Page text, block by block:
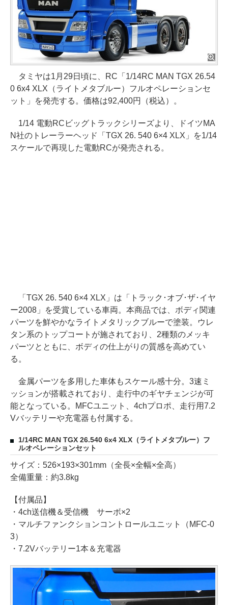
タミヤは1月29日頃に、RC「1/14RC MAN TGX 26.54
0 6x4 XLX（ライトメタブルー）フルオペレーションセ
ット」を発売する。価格は92,400円（税込）。
1/14 電動RCビッグトラックシリーズより、ドイツMA
N社のトレーラーヘッド「TGX 26. 540 6×4 XLX」を1/14
スケールで再現した電動RCが発売される。
「TGX 26. 540 6×4 XLX」は「トラック･オブ･ザ･イヤ
ー2008」を受賞している車両。本商品では、ボディ関連
パーツを鮮やかなライトメタリックブルーで塗装。ウレ
タン系のトップコートが施されており、2種類のメッキ
パーツとともに、ボディの仕上がりの質感を高めてい
る。
金属パーツを多用した車体もスケール感十分。3速ミ
ッションが搭載されており、走行中のギヤチェンジが可
能となっている。MFCユニット、4chプロポ、走行用7.2
Vバッテリーや充電器も付属する。
1/14RC MAN TGX 26.540 6x4 XLX（ライトメタブルー）フ
ルオペレーションセット
サイズ：526×193×301mm（全長×全幅×全高）
全備重量：約3.8kg
【付属品】
・4ch送信機＆受信機 サーボ×2
・マルチファンクションコントロールユニット（MFC-0
3）
・7.2Vバッテリー1本＆充電器